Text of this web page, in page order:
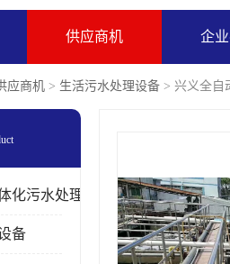
供应商机 企
应商机 > 生活污水处理设备 > 兴义全自
化污水处理设备
备